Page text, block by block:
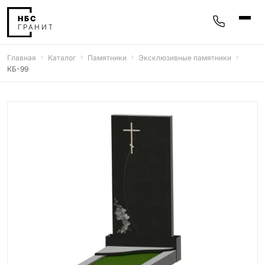
Надгробные плиты
Главная Каталог Памятники
Эксклюзивные памятники
КБ-99